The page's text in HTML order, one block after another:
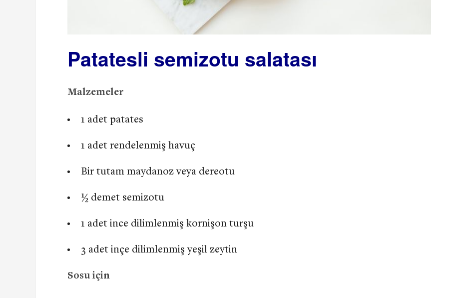
Patatesli semizotu salatası
Malzemeler
1 adet patates
1 adet rendelenmiş havuç
Bir tutam maydanoz veya dereotu
½ demet semizotu
1 adet ince dilimlenmiş kornişon turşu
3 adet inçe dilimlenmiş yeşil zeytin
Sosu için